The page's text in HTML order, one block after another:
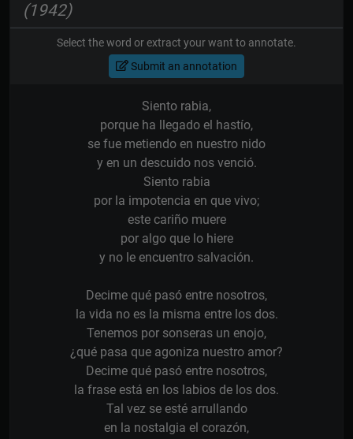
(1942)
Select the word or extract your want to annotate.
Submit an annotation
Siento rabia,
porque ha llegado el hastío,
se fue metiendo en nuestro nido
y en un descuido nos venció.
Siento rabia
por la impotencia en que vivo;
este cariño muere
por algo que lo hiere
y no le encuentro salvación.
Decime qué pasó entre nosotros,
la vida no es la misma entre los dos.
Tenemos por sonseras un enojo,
¿qué pasa que agoniza nuestro amor?
Decime qué pasó entre nosotros,
la frase está en los labios de los dos.
Tal vez se esté arrullando
en la nostalgia el corazón,